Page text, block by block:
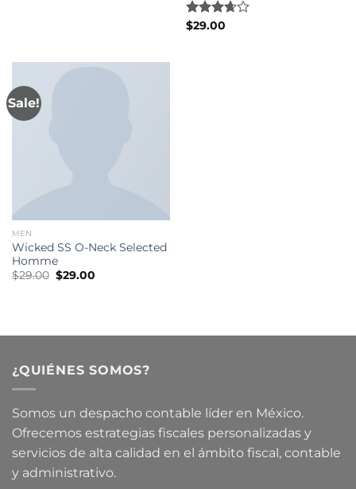
Rated
$29.00
Sale!
MEN
Wicked SS O-Neck Selected
Homme
$29.00 Original
price
$29.00Current
¿QUIÉNES SOMOS?
Somos un despacho contable líder en México.
Ofrecemos estrategias fiscales personalizadas y
servicios de alta calidad en el ámbito fiscal, contable
y administrativo.